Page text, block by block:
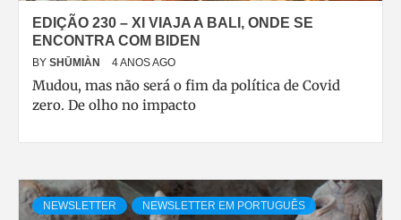
EDIÇÃO 230 – XI VIAJA A BALI, ONDE SE
ENCONTRA COM BIDEN
BY SHŪMIÀN 4 ANOS AGO
Mudou, mas não será o fim da política de Covid
zero. De olho no impacto
NEWSLETTER NEWSLETTER EM PORTUGUÊS